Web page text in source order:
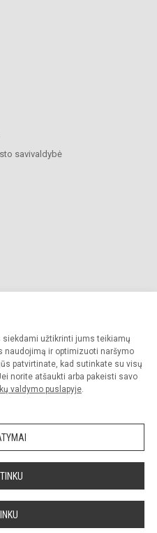
užtikrinti jums teikiamų
naudojimą ir optimizuoti naršymo
patvirtinate, kad sutinkate su visų
norite atšaukti arba pakeisti savo
valdymo puslapyje.
savivaldybė
mokykla. Visos teisės saugomos.
sutikimo griežtai draudžiama.
Slapukų politika